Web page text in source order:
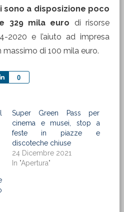
sono a disposizione poco
329 mila euro di risorse
2020 e l’aiuto ad impresa
di 100 mila euro.
0
Share
Super Green Pass per
cinema e musei, stop a
feste in piazze e
discoteche chiuse
24 Dicembre 2021
In "Apertura"